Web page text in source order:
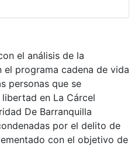
el análisis de la
programa cadena de vida
personas que se
en La Cárcel
De Barranquilla
por el delito de
con el objetivo de